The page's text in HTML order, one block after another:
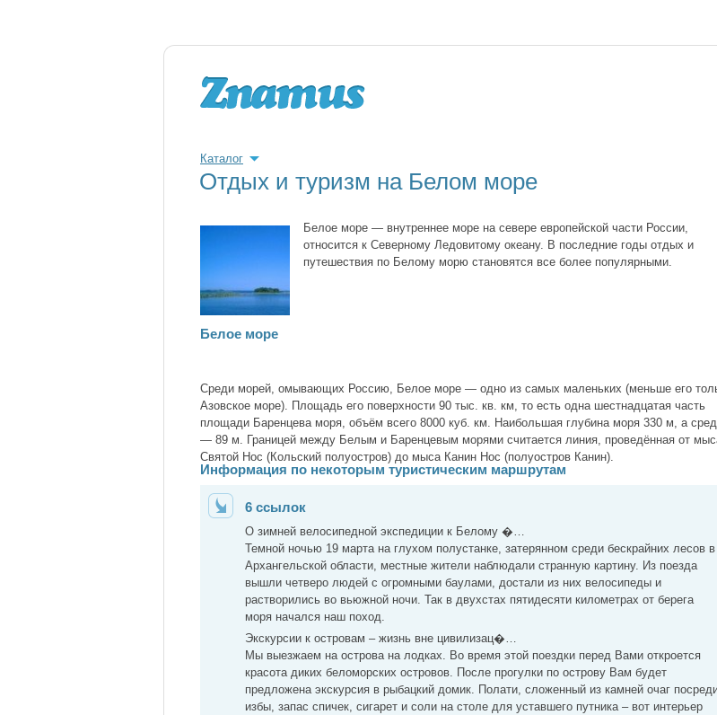
Каталог
Отдых и туризм на Белом море
Белое море — внутреннее море на севере европейской части России,
относится к Северному Ледовитому океану. В последние годы отдых и
путешествия по Белому морю становятся все более популярными.
Белое море
Среди морей, омывающих Россию, Белое море — одно из самых маленьких (меньше его
Азовское море). Площадь его поверхности 90 тыс. кв. км, то есть одна шестнадцатая часть
площади Баренцева моря, объём всего 8000 куб. км. Наибольшая глубина моря 330 м, а
— 89 м. Границей между Белым и Баренцевым морями считается линия, проведённая от
Святой Нос (Кольский полуостров) до мыса Канин Нос (полуостров Канин).
Информация по некоторым туристическим маршрутам
6 ссылок
О зимней велосипедной экспедиции к Белому �…
Темной ночью 19 марта на глухом полустанке, затерянном среди бескрайних лесов в
Архангельской области, местные жители наблюдали странную картину. Из поезда
вышли четверо людей с огромными баулами, достали из них велосипеды и
растворились во вьюжной ночи. Так в двухстах пятидесяти километрах от берега
моря начался наш поход.
Экскурсии к островам – жизнь вне цивилизац�…
Мы выезжаем на острова на лодках. Во время этой поездки перед Вами откроется
красота диких беломорских островов. После прогулки по острову Вам будет
предложена экскурсия в рыбацкий домик. Полати, сложенный из камней очаг
избы, запас спичек, сигарет и соли на столе для уставшего путника – вот интерьер